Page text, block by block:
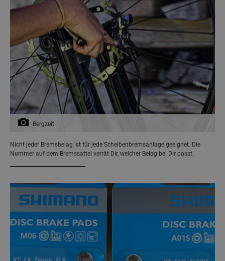
Bergzeit
Nicht jeder Bremsbelag ist für jede Scheibenbremsanlage geeignet. Die
Nummer auf dem Bremssattel verrät Dir, welcher Belag bei Dir passt.